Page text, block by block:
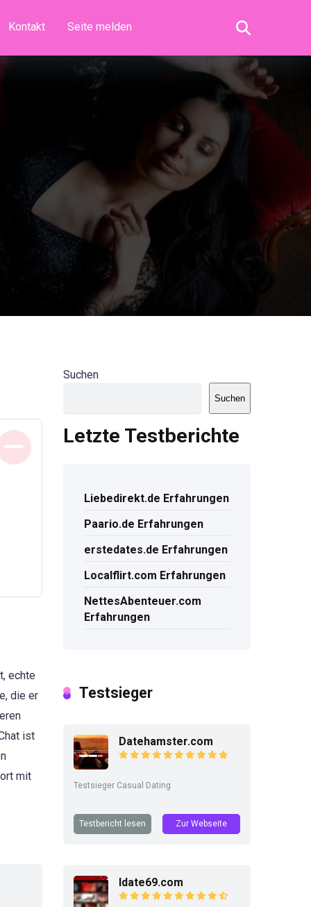
Kontakt Seite melden
echte
die er
ist
mit
Suchen
Suchen
Letzte Testberichte
Liebedirekt.de Erfahrungen
Paario.de Erfahrungen
erstedates.de Erfahrungen
Localflirt.com Erfahrungen
NettesAbenteuer.com
Erfahrungen
Testsieger
Datehamster.com
Testsieger Casual Dating
Testbericht lesen Zur Webseite
Idate69.com